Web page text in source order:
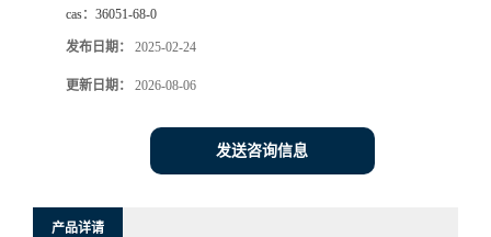
cas： 36051-68-0
发布日期： 2025-02-24
更新日期： 2026-08-06
发送咨询信息
产品详请